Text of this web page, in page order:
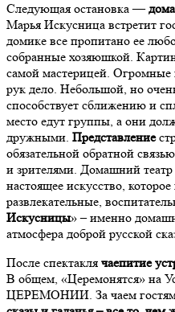
Следующая остановка —
Марья Искусница встретит
домике все пропитано ее
собранные хозяюшкой.
самой мастерицей. Огромные
рук дело. Небольшой, но
способствует сближению и
место едут группы, а они
дружными. Представление
обязательной обратной
и зрителями. Домашний театр
настоящее искусство,
развлекательные,
Искусницы» – именно
атмосфера доброй русской
После спектакля чаепитие
В общем, «Церемонятся» на
ЦЕРЕМОНИИ. За чаем